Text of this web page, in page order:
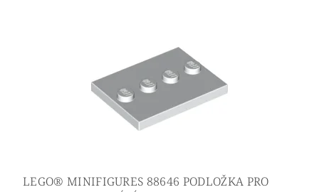
LEGO® MINIFIGURES 88646 PODLOŽKA PRO